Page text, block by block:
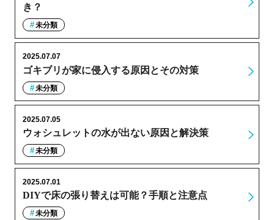
き？
未分類
ゴキブリが家に侵入する原因とその対策
2025.07.07
未分類
ウォシュレットの水が出ない原因と解決策
2025.07.05
未分類
DIYで床の張り替えは可能？手順と注意点
2025.07.01
未分類